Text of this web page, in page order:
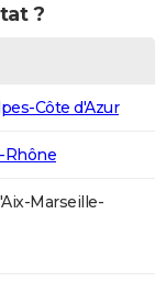
?
Côte d'Azur
Rhône
Marseille-